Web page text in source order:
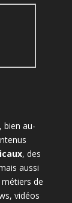
bien au-
, des
aussi
de
vidéos